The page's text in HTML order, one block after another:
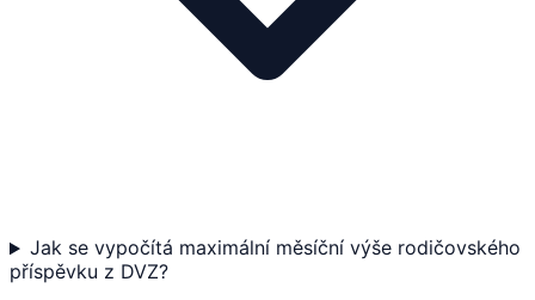
Jak se vypočítá maximální měsíční výše rodičovského
příspěvku z DVZ?